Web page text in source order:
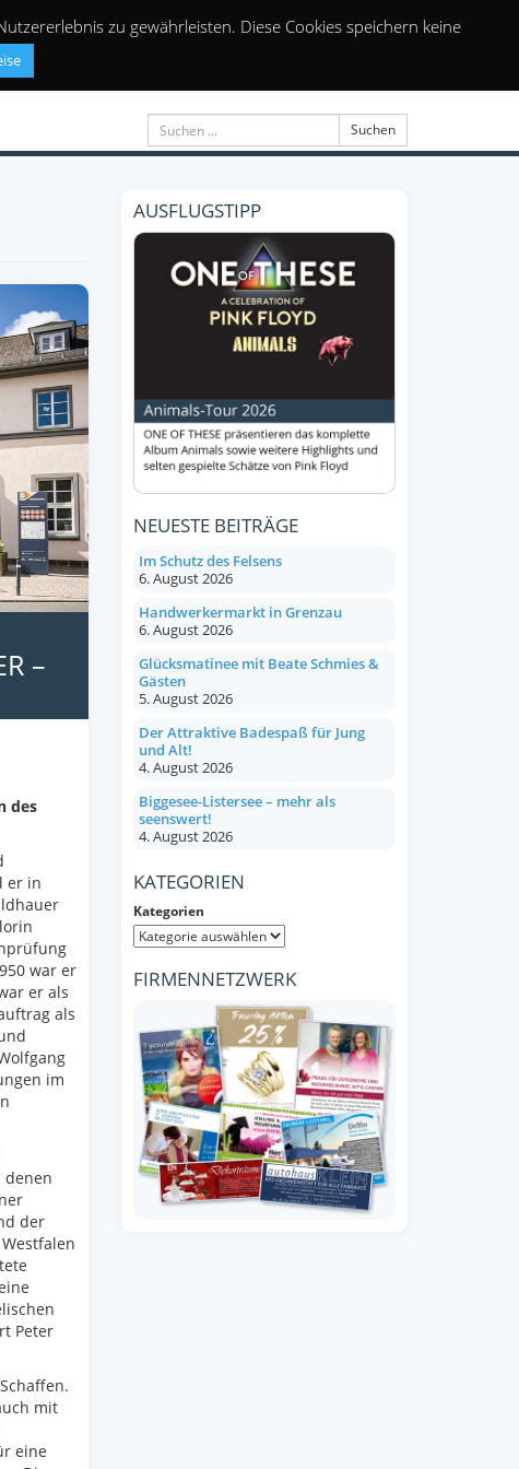
Suchen
–
des
er in
war er
er als
als
im
denen
der
Peter
mit
eine
AUSFLUGSTIPP
NEUESTE BEITRÄGE
Im Schutz des Felsens
6. August 2026
Handwerkermarkt in Grenzau
6. August 2026
Glücksmatinee mit Beate Schmies &
Gästen
5. August 2026
Der Attraktive Badespaß für Jung
und Alt!
4. August 2026
Biggesee-Listersee – mehr als
seenswert!
4. August 2026
KATEGORIEN
Kategorien
FIRMENNETZWERK
zu gewährleisten. Diese Cookies speichern keine